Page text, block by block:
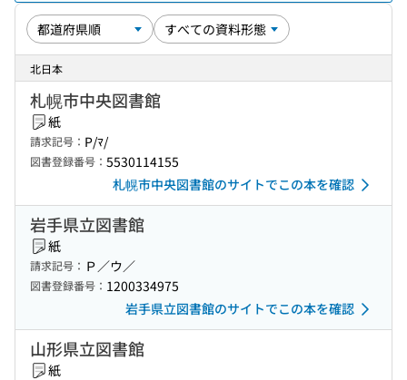
北日本
札幌市中央図書館
紙
請求記号： P/ﾏ/
図書登録番号： 5530114155
札幌市中央図書館のサイトでこの本を確認
岩手県立図書館
紙
請求記号： Ｐ／ウ／
図書登録番号： 1200334975
岩手県立図書館のサイトでこの本を確認
山形県立図書館
紙